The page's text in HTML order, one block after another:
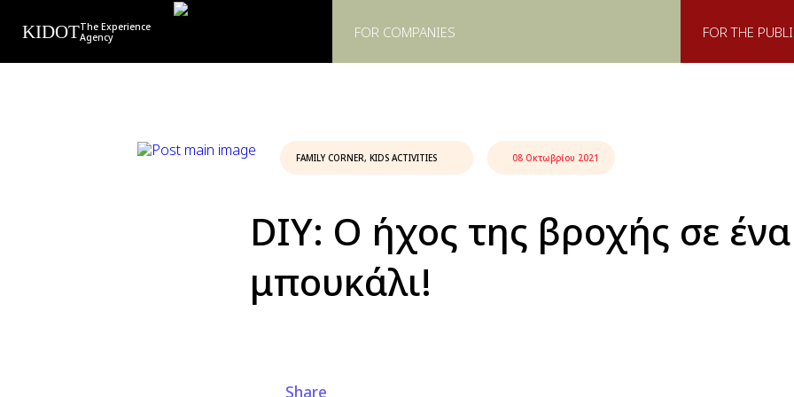
KIDOTThe Experience
Agency
FOR COMPANIES FOR THE
FAMILY CORNER, KIDS ACTIVITIES 08 Οκτωβρίου 2021
DIY: Ο ήχος της βροχής σε ένα
μπουκάλι!
Share